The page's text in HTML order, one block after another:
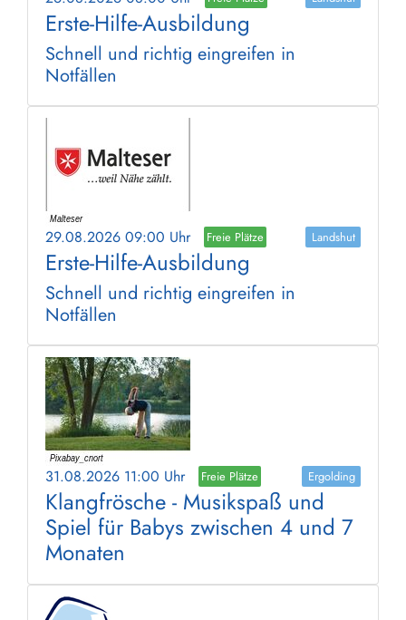
Erste-Hilfe-Ausbildung
Schnell und richtig eingreifen in
Notfällen
29.08.2026 09:00 Uhr Freie Plätze Landshut
Erste-Hilfe-Ausbildung
Schnell und richtig eingreifen in
Notfällen
31.08.2026 11:00 Uhr Freie Plätze Ergolding
Klangfrösche - Musikspaß und
Spiel für Babys zwischen 4 und 7
Monaten